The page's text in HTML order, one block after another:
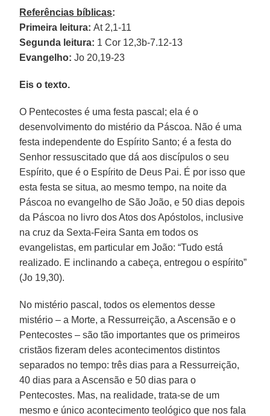
Referências bíblicas:
Primeira leitura:At 2,1-11
Segunda leitura: 1 Cor 12,3b-7.12-13
Evangelho:Jo 20,19-23
Eis o texto.
O Pentecostes é uma festa pascal; ela é o
desenvolvimento do mistério da Páscoa. Não é uma
festa independente do Espírito Santo; é a festa do
Senhor ressuscitado que dá aos discípulos o seu
Espírito, que é o Espírito de Deus Pai. É por isso que
esta festa se situa, ao mesmo tempo, na noite da
Páscoa no evangelho de São João, e 50 dias depois
da Páscoa no livro dos Atos dos Apóstolos, inclusive
na cruz da Sexta-Feira Santa em todos os
evangelistas, em particular em João: “Tudo está
realizado. E inclinando a cabeça, entregou o espírito”
(Jo 19,30).
No mistério pascal, todos os elementos desse
mistério – a Morte, a Ressurreição, a Ascensão e o
Pentecostes – são tão importantes que os primeiros
cristãos fizeram deles acontecimentos distintos
separados no tempo: três dias para a Ressurreição,
40 dias para a Ascensão e 50 dias para o
Pentecostes. Mas, na realidade, trata-se de um
mesmo e único acontecimento teológico que nos fala